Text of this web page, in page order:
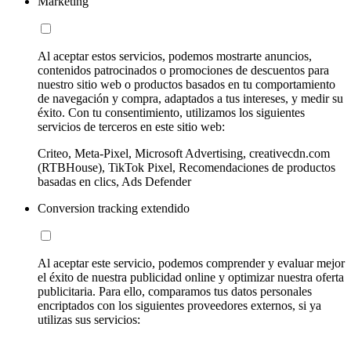
Al aceptar estos servicios, podemos mostrarte anuncios,
contenidos patrocinados o promociones de descuentos para
nuestro sitio web o productos basados en tu comportamiento
de navegación y compra, adaptados a tus intereses, y medir su
éxito. Con tu consentimiento, utilizamos los siguientes
servicios de terceros en este sitio web:
Criteo, Meta-Pixel, Microsoft Advertising, creativecdn.com
(RTBHouse), TikTok Pixel, Recomendaciones de productos
basadas en clics, Ads Defender
Conversion tracking extendido
Al aceptar este servicio, podemos comprender y evaluar mejor
el éxito de nuestra publicidad online y optimizar nuestra oferta
publicitaria. Para ello, comparamos tus datos personales
encriptados con los siguientes proveedores externos, si ya
utilizas sus servicios: